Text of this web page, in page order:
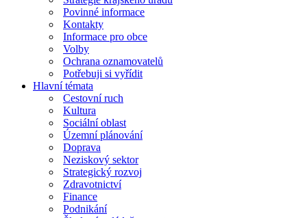
Povinné informace
Kontakty
Informace pro obce
Volby
Ochrana oznamovatelů
Potřebuji si vyřídit
Hlavní témata
Cestovní ruch
Kultura
Sociální oblast
Územní plánování
Doprava
Neziskový sektor
Strategický rozvoj
Zdravotnictví
Finance
Podnikání